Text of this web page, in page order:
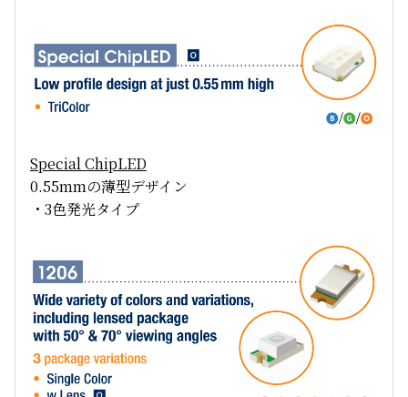
Special ChipLED
0.55mmの薄型デザイン
・3色発光タイプ